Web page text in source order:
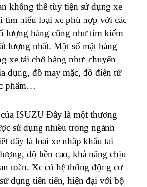
không thể tùy tiện sử dụng xe
tìm hiểu loại xe phù hợp với các
lượng hàng cũng như tìm kiếm
lượng nhất. Một số mặt hàng
xe tải chở hàng như: chuyển
dụng, đồ may mặc, đồ điện tử
phẩm…
của ISUZU Đây là một thương
sử dụng nhiều trong ngành
đây là loại xe nhập khẩu tại
độ bền cao, khả năng chịu
toàn. Xe có hệ thống động cơ
dụng tiên tiến, hiện đại với bộ